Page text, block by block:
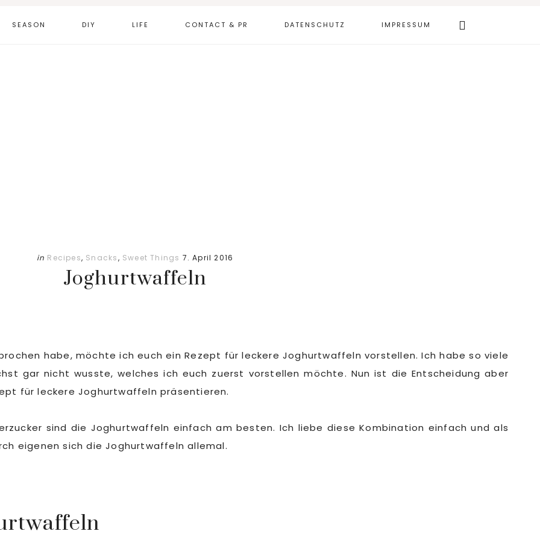
SEASON DIY LIFE CONTACT & PR DATENSCHUTZ IMPRESSUM Webseite
durchsuchen
in Recipes, Snacks, Sweet Things 7. April 2016
Joghurtwaffeln
habe, möchte ich euch ein Rezept für leckere Joghurtwaffeln vorstellen. Ich habe so viele
gar nicht wusste, welches ich euch zuerst vorstellen möchte. Nun ist die Entscheidung aber
für leckere Joghurtwaffeln präsentieren.
sind die Joghurtwaffeln einfach am besten. Ich liebe diese Kombination einfach und als
eigenen sich die Joghurtwaffeln allemal.